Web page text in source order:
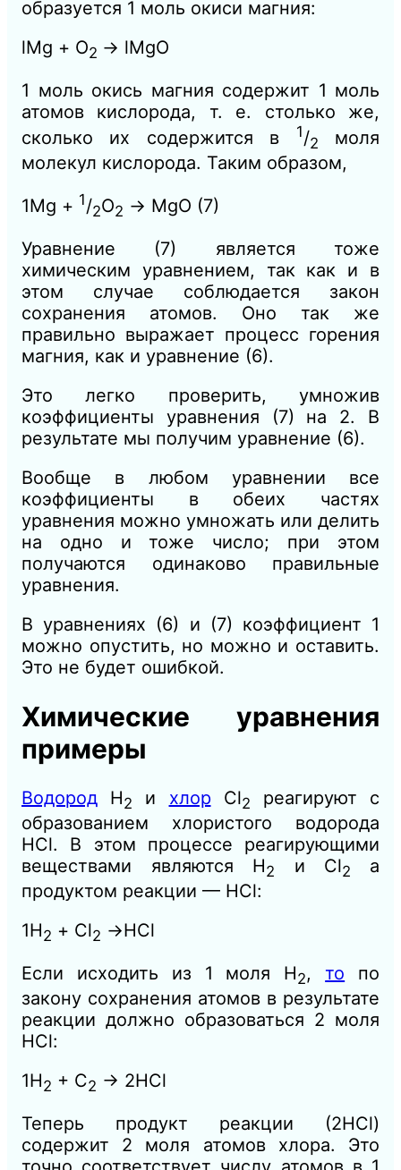
образуется 1 моль окиси магния:
lMg + О2 → lMgO
1 моль окись магния содержит 1 моль
атомов кислорода, т. е. столько же,
сколько их содержится в
1/2
моля
молекул кислорода. Таким образом,
1Mg + 1/2О2 → MgO (7)
Уравнение (7) является тоже
химическим уравнением, так как и в
этом случае соблюдается закон
сохранения атомов. Оно так же
правильно выражает процесс горения
магния, как и уравнение (6).
Это легко проверить, умножив
коэффициенты уравнения (7) на 2. В
результате мы получим уравнение (6).
Вообще в любом уравнении все
коэффициенты в обеих частях
уравнения можно умножать или делить
на одно и тоже число; при этом
получаются одинаково правильные
уравнения.
В уравнениях (6) и (7) коэффициент 1
можно опустить, но можно и оставить.
Это не будет ошибкой.
Химические уравнения
примеры
Водород Н2 и хлорСl2
реагируют с
образованием хлористого водорода
НСl. В этом процессе реагирующими
веществами являются Н2 и Сl2 а
продуктом реакции — НСl:
1Н2 + Cl2 →НСl
Если исходить из 1 моля Н2, то по
закону сохранения атомов в результате
реакции должно образоваться 2 моля
НСl:
1Н2 + С2 → 2HCl
Теперь продукт реакции (2НСl)
содержит 2 моля атомов хлора. Это